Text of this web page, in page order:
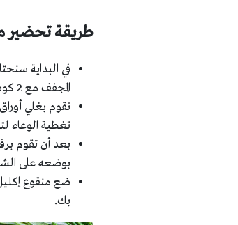
طريقة تحضير
المجفف مع 2 كوب من الماء.
تغطية الوعاء
بعد أن تقوم
بوضعه على
ضع منقوع
بك.